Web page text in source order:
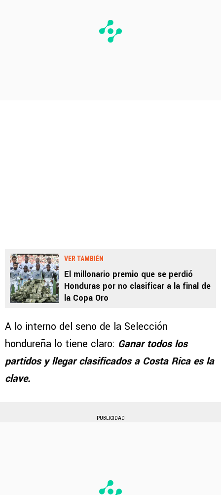
VER TAMBIÉN
El millonario premio que se perdió
Honduras por no clasificar a la final de
la Copa Oro
A lo interno del seno de la Selección
hondureña lo tiene claro: Ganar todos los
partidos y llegar clasificados a Costa Rica es la
clave.
PUBLICIDAD